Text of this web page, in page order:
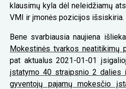
klausimų kyla dėl neleidžiamų
VMI ir įmonės pozicijos išsiskiria.
Bene svarbiausia naujiena
Mokestinės tvarkos neatitikimų
pat aktualus 2021-01-01
įstatymo 40 straipsnio 2 dalies
gyventojų pajamų mokesčio